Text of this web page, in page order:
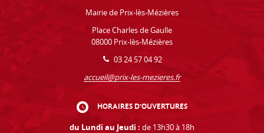
Mairie de Prix-lès-Mézières
Place Charles de Gaulle
08000 Prix-lès-Mézières
03 24 57 04 92
accueil@prix-les-mezieres.fr
HORAIRES D'OUVERTURES
du Lundi au Jeudi : de 13h30 à 18h